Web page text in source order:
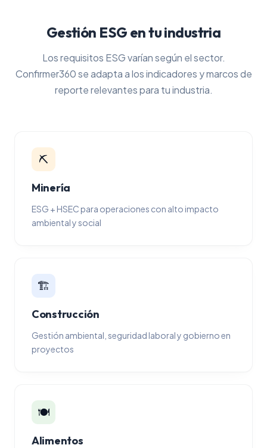
Gestión ESG en tu industria
Los requisitos ESG varían según el sector.
Confirmer360 se adapta a los indicadores y marcos de
reporte relevantes para tu industria.
⛏️
Minería
ESG + HSEC para operaciones con alto impacto
ambiental y social
🏗️
Construcción
Gestión ambiental, seguridad laboral y gobierno en
proyectos
🍽️
Alimentos